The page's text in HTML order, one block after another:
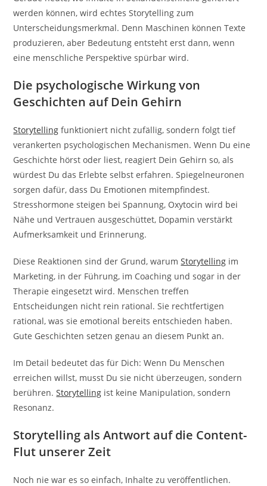
werden können, wird echtes Storytelling zum
Unterscheidungsmerkmal. Denn Maschinen können Texte
produzieren, aber Bedeutung entsteht erst dann, wenn
eine menschliche Perspektive spürbar wird.
Die psychologische Wirkung von
Geschichten auf Dein Gehirn
Storytelling funktioniert nicht zufällig, sondern folgt tief
verankerten psychologischen Mechanismen. Wenn Du eine
Geschichte hörst oder liest, reagiert Dein Gehirn so, als
würdest Du das Erlebte selbst erfahren. Spiegelneuronen
sorgen dafür, dass Du Emotionen mitempfindest.
Stresshormone steigen bei Spannung, Oxytocin wird bei
Nähe und Vertrauen ausgeschüttet, Dopamin verstärkt
Aufmerksamkeit und Erinnerung.
Diese Reaktionen sind der Grund, warumStorytelling im
Marketing, in der Führung, im Coaching und sogar in der
Therapie eingesetzt wird. Menschen treffen
Entscheidungen nicht rein rational. Sie rechtfertigen
rational, was sie emotional bereits entschieden haben.
Gute Geschichten setzen genau an diesem Punkt an.
Im Detail bedeutet das für Dich: Wenn Du Menschen
erreichen willst, musst Du sie nicht überzeugen, sondern
berühren.Storytelling ist keine Manipulation, sondern
Resonanz.
Storytelling als Antwort auf die Content-
Flut unserer Zeit
Noch nie war es so einfach, Inhalte zu veröffentlichen.